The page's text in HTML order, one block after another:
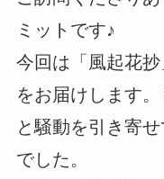
ミットです♪
今回は「風起花
をお届けします
と騒動を引き寄
でした。